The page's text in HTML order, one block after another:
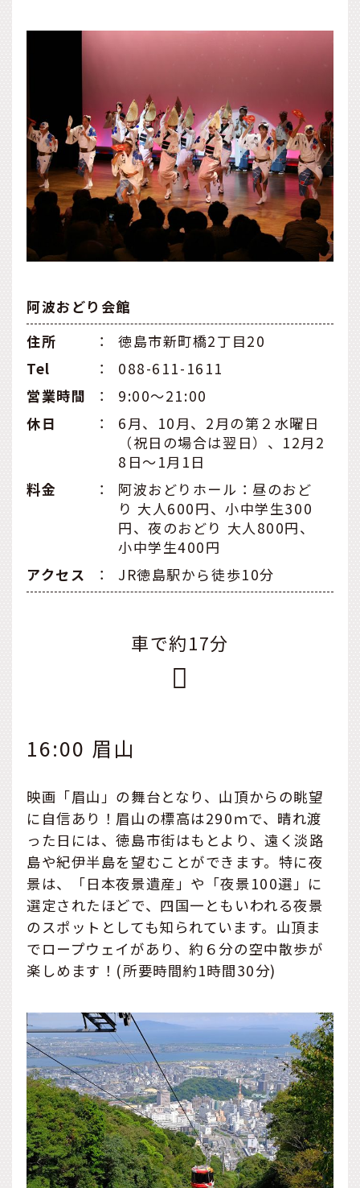
阿波おどり会館
住所
：
徳島市新町橋2丁目20
Tel
：
088-611-1611
営業時間
：
9:00～21:00
休日
：
6月、10月、2月の第２水曜日
（祝日の場合は翌日）、12月2
8日～1月1日
料金
：
阿波おどりホール：昼のおど
り 大人600円、小中学生300
円、夜のおどり 大人800円、
小中学生400円
アクセス
： JR徳島駅から徒歩10分
車で約17分
16:00 眉山
映画「眉山」の舞台となり、山頂からの眺望
に自信あり！眉山の標高は290ｍで、晴れ渡
った日には、徳島市街はもとより、遠く淡路
島や紀伊半島を望むことができます。特に夜
景は、「日本夜景遺産」や「夜景100選」に
選定されたほどで、四国一ともいわれる夜景
のスポットとしても知られています。山頂ま
でロープウェイがあり、約６分の空中散歩が
楽しめます！(所要時間約1時間30分)